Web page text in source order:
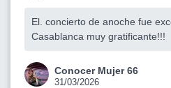
El. concierto de anoche fue
Casablanca muy gratificante!!!
Conocer Mujer 66
31/03/2026